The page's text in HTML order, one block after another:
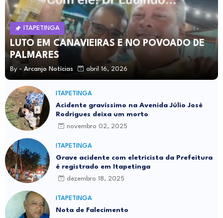
ITAPETINGA
LUTO EM CANAVIEIRAS E NO POVOADO DE
PALMARES
By - Arcanjo Notícias abril 16, 2026
ITAPETINGA
Acidente gravíssimo na Avenida Júlio José
Rodrigues deixa um morto
novembro 02, 2025
ITAPETINGA
Grave acidente com eletricista da Prefeitura
é registrado em Itapetinga
dezembro 18, 2025
ITAPETINGA
Nota de Falecimento